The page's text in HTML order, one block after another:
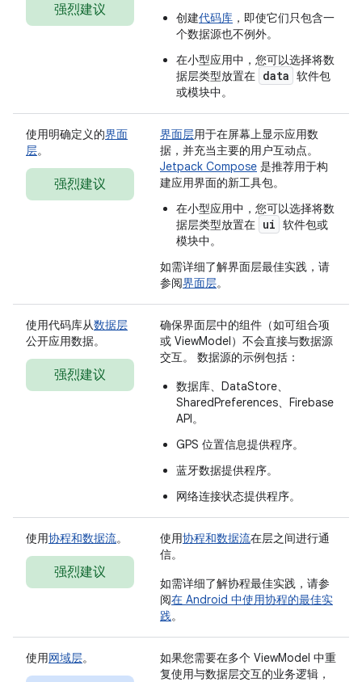
强烈建议
创建代码库 ，即使它们只包含一
个数据源也不例外。
在小型应用中，您可以选择将数
据层类型放置在 data 软件包
或模块中。
使用明确定义的界面
层。
强烈建议
界面层用于在屏幕上显示应用数
据，并充当主要的用户互动点。
Jetpack Compose 是推荐用于构
建应用界面的新工具包。
在小型应用中，您可以选择将数
据层类型放置在 ui 软件包或
模块中。
如需详细了解界面层最佳实践，请
参阅界面层。
使用代码库从数据层
公开应用数据。
强烈建议
确保界面层中的组件（如可组合项
或 ViewModel）不会直接与数据源
交互。 数据源的示例包括：
数据库、DataStore、
SharedPreferences、Firebase
API。
GPS 位置信息提供程序。
蓝牙数据提供程序。
网络连接状态提供程序。
使用协程和数据流。
强烈建议
使用协程和数据流在层之间进行通
信。
如需详细了解协程最佳实践，请参
阅在 Android 中使用协程的最佳实
践。
使用网域层。
如果您需要在多个 ViewModel 中重
复使用与数据层交互的业务逻辑，